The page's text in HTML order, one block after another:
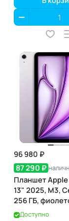
96 980 ₽
87 290 ₽
Планшет Apple
13" 2025, M3,
256 ГБ,
Доступно